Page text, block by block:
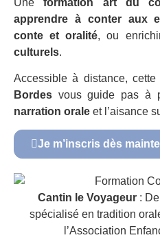
apprendre à conter aux
conte et oralité, ou
culturels.
Accessible à distance,
Bordes vous guide pas à
narration orale et l’aisance
Je m’inscris dès
Cantin le Voyageur :
spécialisé en tradition
l’Association